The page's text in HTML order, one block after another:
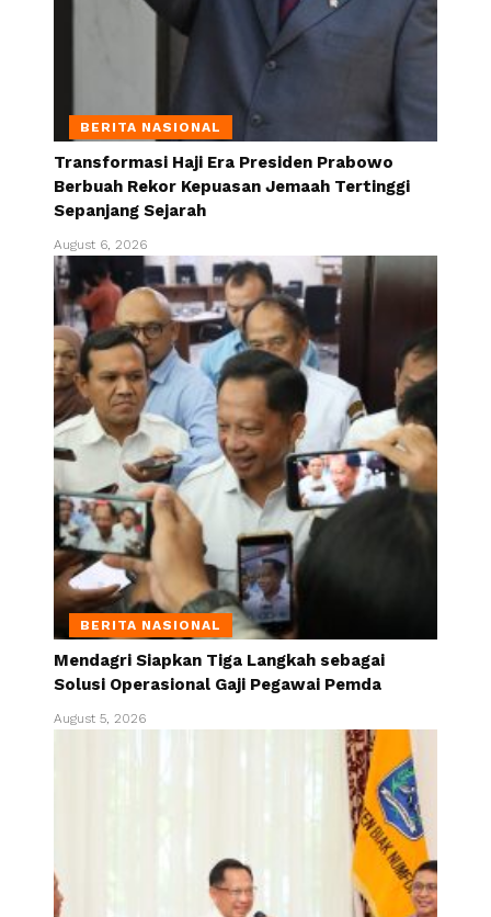
BERITA NASIONAL
Transformasi Haji Era Presiden Prabowo
Berbuah Rekor Kepuasan Jemaah Tertinggi
Sepanjang Sejarah
August 6, 2026
BERITA NASIONAL
Mendagri Siapkan Tiga Langkah sebagai
Solusi Operasional Gaji Pegawai Pemda
August 5, 2026